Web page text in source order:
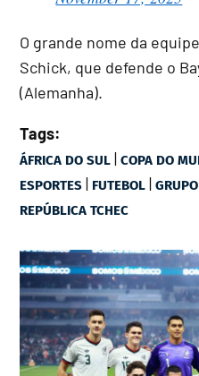
O grande nome da
Schick, que defende o
(Alemanha).
Tags:
ÁFRICA DO SUL |COPA DO
ESPORTES | FUTEBOL |
REPÚBLICA TCHEC